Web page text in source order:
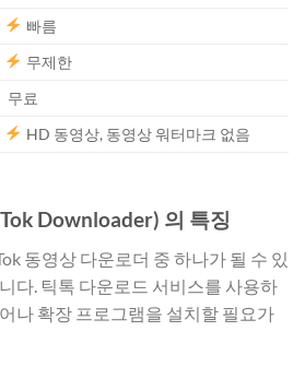
빠름
무제한
무료
HD 동영상, 동영상 워터마크 없음
Downloader) 의 특징
동영상 다운로더 중 하나가 될 수 있
다. 틱톡 다운로드 서비스를 사용하
나 확장 프로그램을 설치할 필요가